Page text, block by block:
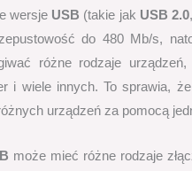
wersje USB (takie jak USB 2.0,
do 480 Mb/s,
różne rodzaje
i wiele innych. To sprawia, że
urządzeń za pomocą
może mieć różne rodzaje